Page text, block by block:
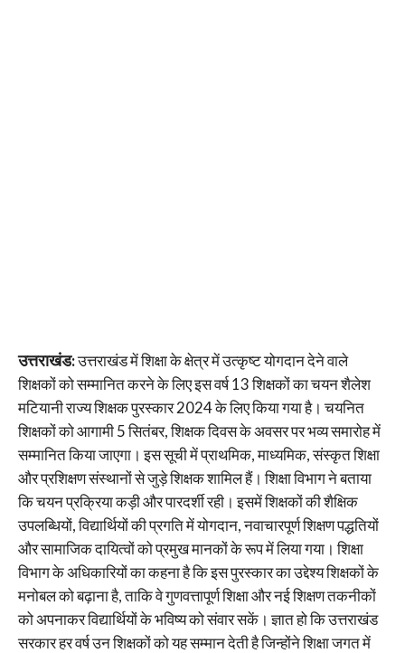
उत्तराखंड:उत्तराखंड में शिक्षा के क्षेत्र में उत्कृष्ट योगदान देने वाले
शिक्षकों को सम्मानित करने के लिए इस वर्ष 13 शिक्षकों का चयन शैलेश
मटियानी राज्य शिक्षक पुरस्कार 2024 के लिए किया गया है। चयनित
शिक्षकों को आगामी 5 सितंबर, शिक्षक दिवस के अवसर पर भव्य समारोह में
सम्मानित किया जाएगा। इस सूची में प्राथमिक, माध्यमिक, संस्कृत शिक्षा
और प्रशिक्षण संस्थानों से जुड़े शिक्षक शामिल हैं। शिक्षा विभाग ने बताया
कि चयन प्रक्रिया कड़ी और पारदर्शी रही। इसमें शिक्षकों की शैक्षिक
उपलब्धियों, विद्यार्थियों की प्रगति में योगदान, नवाचारपूर्ण शिक्षण पद्धतियों
और सामाजिक दायित्वों को प्रमुख मानकों के रूप में लिया गया। शिक्षा
विभाग के अधिकारियों का कहना है कि इस पुरस्कार का उद्देश्य शिक्षकों के
मनोबल को बढ़ाना है, ताकि वे गुणवत्तापूर्ण शिक्षा और नई शिक्षण तकनीकों
को अपनाकर विद्यार्थियों के भविष्य को संवार सकें। ज्ञात हो कि उत्तराखंड
सरकार हर वर्ष उन शिक्षकों को यह सम्मान देती है जिन्होंने शिक्षा जगत में